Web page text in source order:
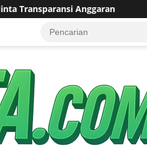
Sering Dilanda Genangan,